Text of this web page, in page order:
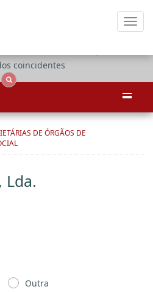
coincidentes
DE ÓRGÃOS DE
Lda.
Outra